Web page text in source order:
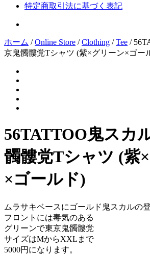
特定商取引法に基づく表記
ホーム /Online Store /Clothing /Tee /
京鬼髑髏党Tシャツ (紫×グリーン×ゴー
56TATTOO鬼ス
髑髏党Tシャツ (紫
×ゴールド)
ムラサキベースにゴールド鬼スカルの登
フロントには毒気のある
グリーンで東京鬼髑髏党
サイズはMからXXLまで
5000円になります。